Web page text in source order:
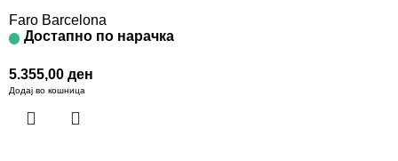
Faro Barcelona
Достапно по нарачка
5.355,00 ден
Додај во кошница